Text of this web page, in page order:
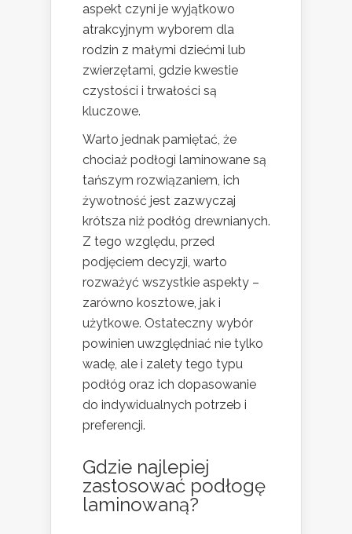
aspekt czyni je wyjątkowo
atrakcyjnym wyborem dla
rodzin z małymi dziećmi lub
zwierzętami, gdzie kwestie
czystości i trwałości są
kluczowe.
Warto jednak pamiętać, że
chociaż podłogi laminowane są
tańszym rozwiązaniem, ich
żywotność jest zazwyczaj
krótsza niż podłóg drewnianych.
Z tego względu, przed
podjęciem decyzji, warto
rozważyć wszystkie aspekty –
zarówno kosztowe, jak i
użytkowe. Ostateczny wybór
powinien uwzględniać nie tylko
wadę, ale i zalety tego typu
podłóg oraz ich dopasowanie
do indywidualnych potrzeb i
preferencji.
Gdzie najlepiej
zastosować podłogę
laminowaną?